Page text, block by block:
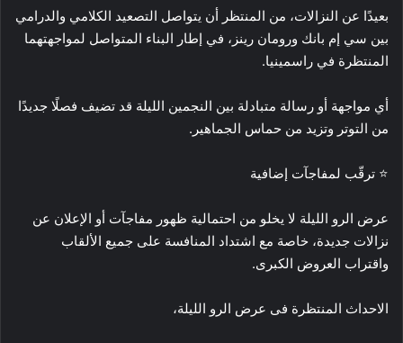
بعيدًا عن النزالات، من المنتظر أن يتواصل التصعيد الكلامي والدرامي
بين سي إم بانك ورومان رينز، في إطار البناء المتواصل لمواجهتهما
المنتظرة في راسمينيا.
أي مواجهة أو رسالة متبادلة بين النجمين الليلة قد تضيف فصلًا جديدًا
من التوتر وتزيد من حماس الجماهير.
⭐ ترقّب لمفاجآت إضافية
عرض الرو الليلة لا يخلو من احتمالية ظهور مفاجآت أو الإعلان عن
نزالات جديدة، خاصة مع اشتداد المنافسة على جميع الألقاب
واقتراب العروض الكبرى.
الاحداث المنتظرة فى عرض الرو الليلة،